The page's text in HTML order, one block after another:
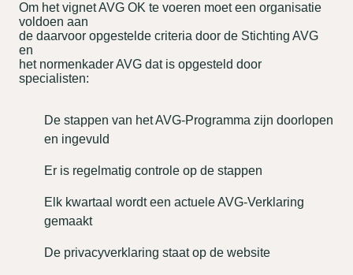
Om het vignet AVG OK te voeren moet een organisatie
voldoen aan
de daarvoor opgestelde criteria door de Stichting AVG
en
het normenkader AVG dat is opgesteld door
specialisten:
De stappen van het AVG-Programma zijn doorlopen
en ingevuld
Er is regelmatig controle op de stappen
Elk kwartaal wordt een actuele AVG-Verklaring
gemaakt
De privacyverklaring staat op de website